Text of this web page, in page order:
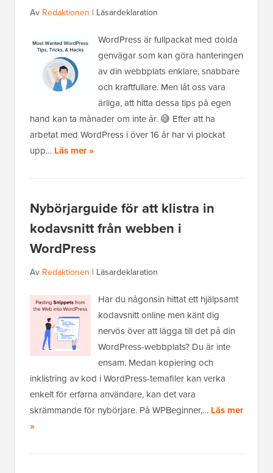
Av Redaktionen | Läsardeklaration
WordPress är fullpackat med dolda
genvägar som kan göra hanteringen
av din webbplats enklare, snabbare
och kraftfullare. Men låt oss vara
ärliga, att hitta dessa tips på egen
hand kan ta månader om inte år. 😅 Efter att ha
arbetat med WordPress i över 16 år har vi plockat
upp… Läs mer »
Nybörjarguide för att klistra in
kodavsnitt från webben i
WordPress
Av Redaktionen | Läsardeklaration
Har du någonsin hittat ett hjälpsamt
kodavsnitt online men känt dig
nervös över att lägga till det på din
WordPress-webbplats? Du är inte
ensam. Medan kopiering och
inklistring av kod i WordPress-temafiler kan verka
enkelt för erfarna användare, kan det vara
skrämmande för nybörjare. På WPBeginner,… Läs mer
»